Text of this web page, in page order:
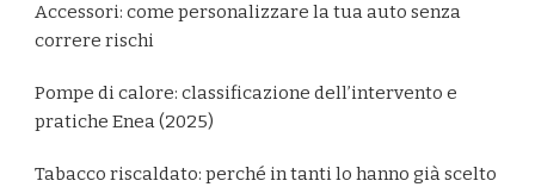
Accessori: come personalizzare la tua auto senza
correre rischi
Pompe di calore: classificazione dell’intervento e
pratiche Enea (2025)
Tabacco riscaldato: perché in tanti lo hanno già scelto